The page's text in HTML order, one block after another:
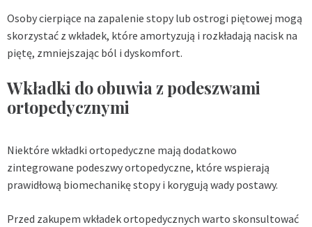
Osoby cierpiące na zapalenie stopy lub ostrogi piętowej mogą
skorzystać z wkładek, które amortyzują i rozkładają nacisk na
piętę, zmniejszając ból i dyskomfort.
Wkładki do obuwia z podeszwami
ortopedycznymi
Niektóre wkładki ortopedyczne mają dodatkowo
zintegrowane podeszwy ortopedyczne, które wspierają
prawidłową biomechanikę stopy i korygują wady postawy.
Przed zakupem wkładek ortopedycznych warto skonsultować